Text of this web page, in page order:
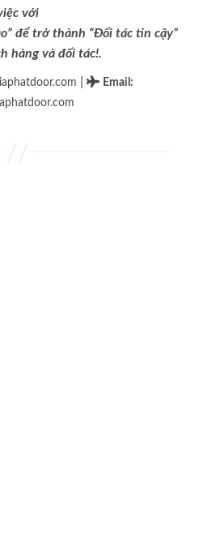
với
để trở thành “Đối tác tin cậy”
hàng và đối tác!.
Email :